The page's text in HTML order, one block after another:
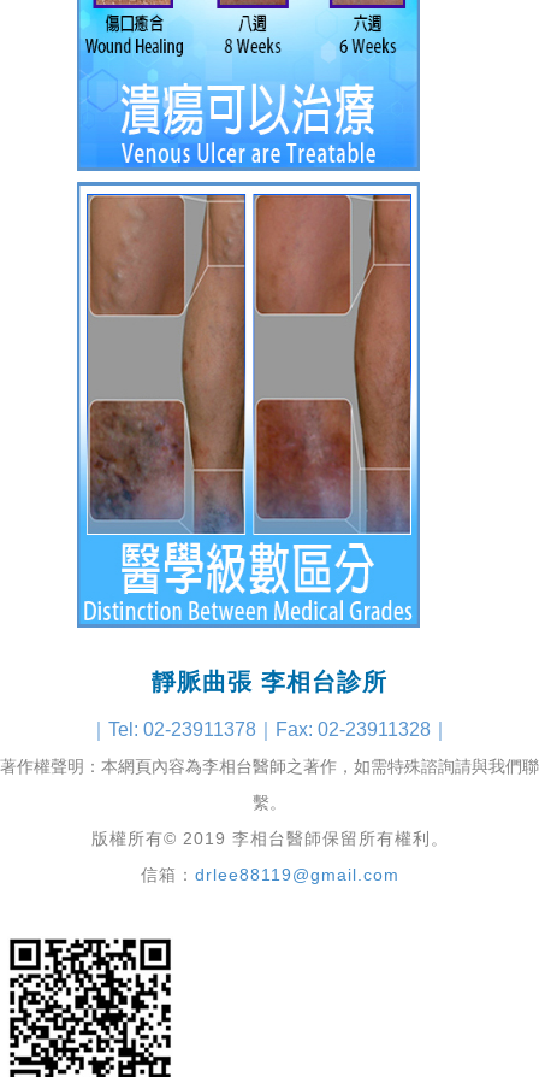
靜脈曲張 李相台診所
｜Tel: 02-23911378｜Fax: 02-23911328｜
著作權聲明：本網頁內容為李相台醫師之著作，如需特殊諮詢請與我們聯
繫。
版權所有© 2019 李相台醫師保留所有權利 。
信箱： drlee88119@gmail.com